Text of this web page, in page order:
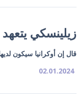
زيلينسكي يتعهد
قال إن أوكرانيا سيكون
02.01.2024